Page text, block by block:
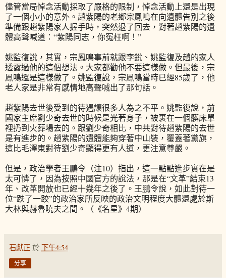
儘管當局悼念活動採取了嚴格的限制，悼念活動上還是出現
了一個小小的意外。趙紫陽的老鄉宗鳳鳴在向遺體告別之後
準備跟趙紫陽家人握手時，突然退了回去，對著趙紫陽的遺
體高聲喊道：“紫陽同志，你冤枉啊！”
姚監復說，其實，宗鳳鳴事前就跟李銳、姚監復及趙的家人
透露過他的這個想法。大家都勸他不要這樣做。但最後，宗
鳳鳴還是這樣做了。姚監復說，宗鳳鳴當時已經85歲了，他
老人家是非常有感情地高聲喊出了那句話。
趙紫陽去世後受到的待遇讓很多人為之不平。姚監復說，前
國家主席劉少奇去世的時候是光著身子，被裹在一個髒床單
裡扔到火葬場去的。跟劉少奇相比，中共對待趙紫陽的去世
是有進步的。趙紫陽的遺體能夠穿著中山裝，覆蓋著黨旗，
這比毛澤東對待劉少奇顯得更有人道，更注意尊嚴。
但是，政治學者王鵬令（注10）指出，這一點點進步實在是
太可憐了，因為按照中國官方的說法，那是在“文革”結束13
年、改革開放也已經十幾年之後了。王鵬令說，如此對待一
位“跌了一跤”的政治家所反映的政治文明程度大體還處於斯
大林與赫魯曉夫之間。
（《名星》4期）
石獻正 於 下午4:54
分享